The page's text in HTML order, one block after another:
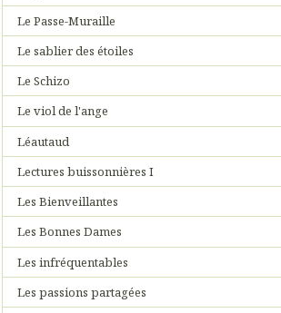
Le Passe-Muraille
Le sablier des étoiles
Le Schizo
Le viol de l'ange
Léautaud
Lectures buissonnières I
Les Bienveillantes
Les Bonnes Dames
Les infréquentables
Les passions partagées